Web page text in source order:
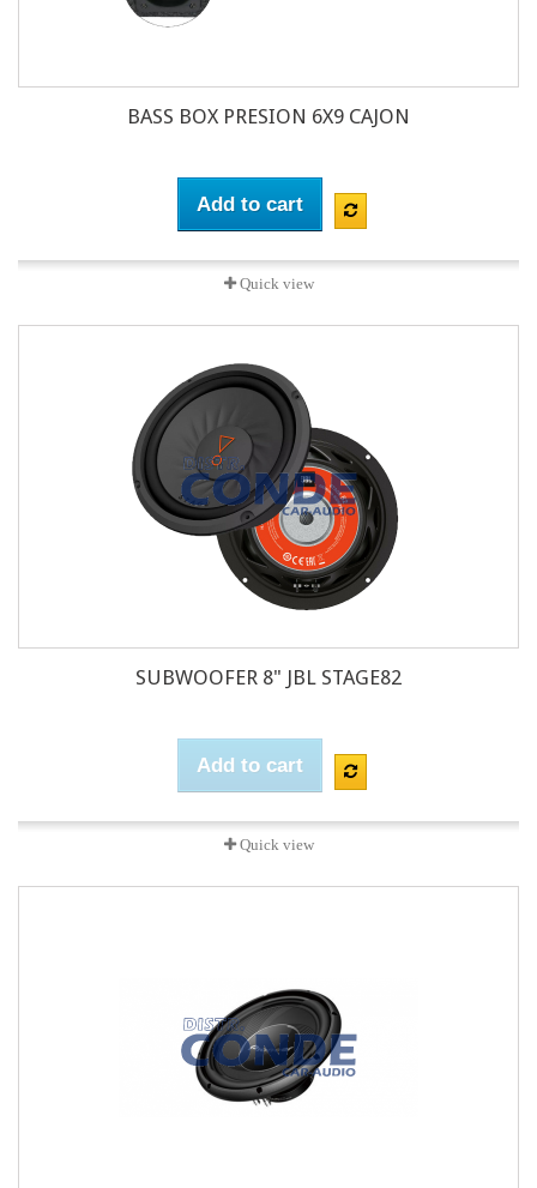
BASS BOX PRESION 6X9 CAJON
Add to cart
Quick view
SUBWOOFER 8" JBL STAGE82
Add to cart
Quick view